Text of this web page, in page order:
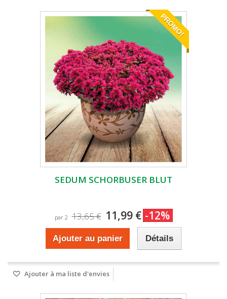
PROMO!
SEDUM SCHORBUSER BLUT
par 2 13,65 € 11,99 € -12%
Ajouter au panier Détails
Ajouter à ma liste d'envies